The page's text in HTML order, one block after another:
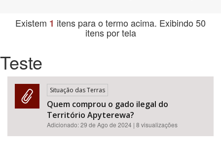
Tema
Existem 1 itens para o termo acima. Exibindo 50
itens por tela
Teste
Situação das Terras
Quem comprou o gado ilegal do
Território Apyterewa?
Adicionado:29 de Ago de 2024 | 8 visualizações